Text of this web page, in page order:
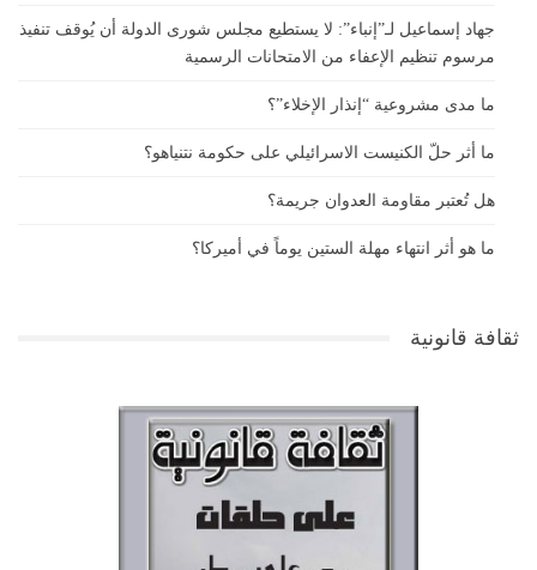
جهاد إسماعيل لـ”إنباء”: لا يستطيع مجلس شورى الدولة أن يُوقف تنفيذ
مرسوم تنظيم الإعفاء من الامتحانات الرسمية
ما مدى مشروعية “إنذار الإخلاء”؟
ما أثر حلّ الكنيست الاسرائيلي على حكومة نتنياهو؟
هل تُعتبر مقاومة العدوان جريمة؟
ما هو أثر انتهاء مهلة الستين يوماً في أميركا؟
ثقافة قانونية